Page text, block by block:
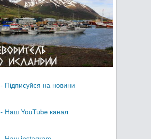
- Підписуйся на новини
- Наш YouTube канал